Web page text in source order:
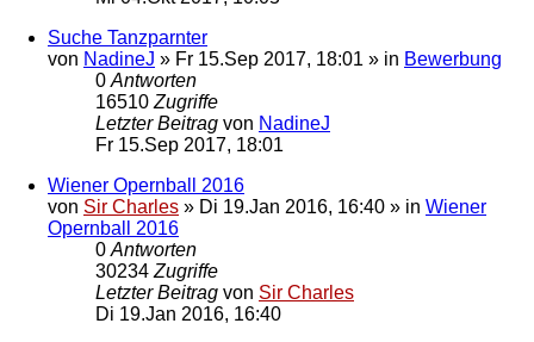
Suche Tanzparnter
von NadineJ » Fr 15.Sep 2017, 18:01 » in Bewerbung
0 Antworten
16510 Zugriffe
Letzter Beitrag von NadineJ
Fr 15.Sep 2017, 18:01
Wiener Opernball 2016
von Sir Charles » Di 19.Jan 2016, 16:40 » in Wiener
Opernball 2016
0 Antworten
30234 Zugriffe
Letzter Beitrag von Sir Charles
Di 19.Jan 2016, 16:40